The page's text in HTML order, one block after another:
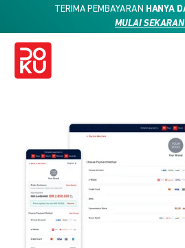
TERIMA PEMBAYARAN HANYA
MULAI